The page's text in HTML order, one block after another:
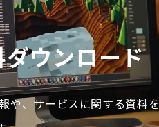
ウンロード
や、サービスに関する資料を